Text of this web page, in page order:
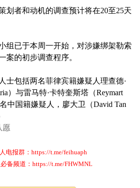
划者和动机的调查预计将在20至25天
组已于本周一开始，对涉嫌绑架勒索
案的初步调查程序。
士包括两名菲律宾籍嫌疑人理查德·
）与雷马特·卡特奎斯塔（Reymart
中国籍嫌疑人，廖大卫（David Tan
愿
电报群：https://t.me/feihuaph
备频道：https://t.me/FHWMNL